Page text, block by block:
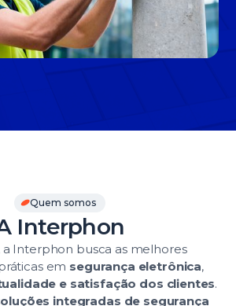
Quem somos
Interphon
a Interphon busca as melhores
em segurança eletrônica,
e satisfação dos clientes.
integradas de segurança